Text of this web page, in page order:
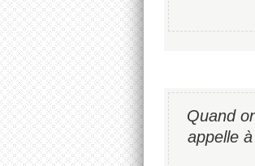
Quand
appelle